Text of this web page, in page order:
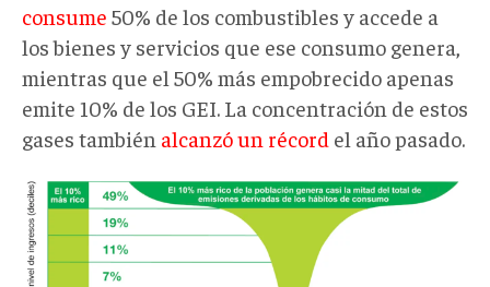
consume 50% de los combustibles y accede a
los bienes y servicios que ese consumo genera,
mientras que el 50% más empobrecido apenas
emite 10% de los GEI. La concentración de estos
gases también alcanzó un récord el año pasado.
Captura-
de-
Pantalla-